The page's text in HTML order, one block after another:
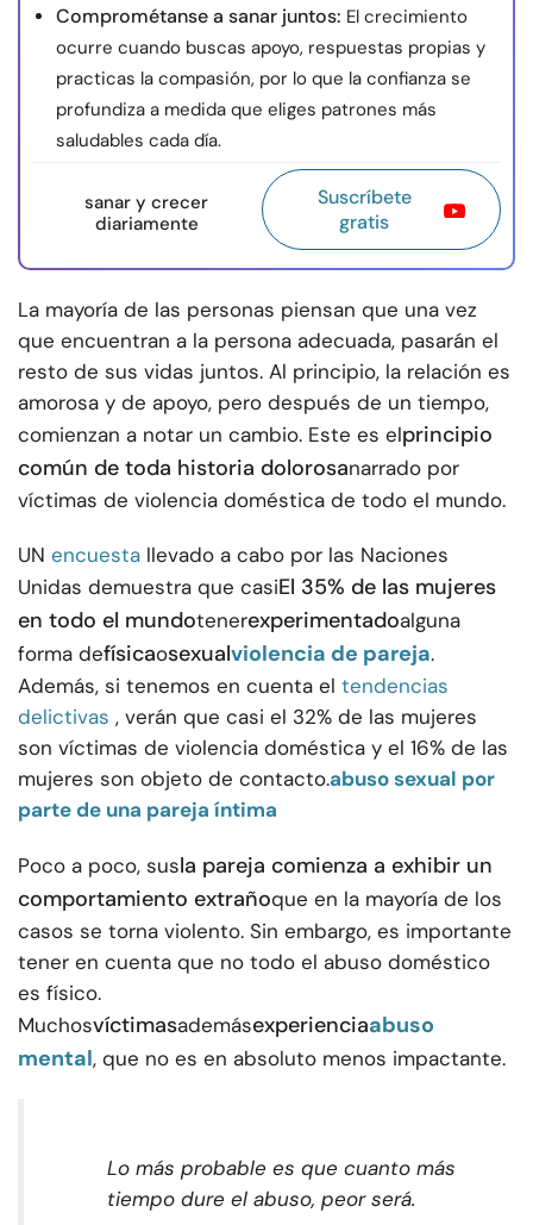
Comprométanse a sanar juntos: El crecimiento
ocurre cuando buscas apoyo, respuestas propias y
practicas la compasión, por lo que la confianza se
profundiza a medida que eliges patrones más
saludables cada día.
sanar y crecer
diariamente
Suscríbete
gratis
La mayoría de las personas piensan que una vez
que encuentran a la persona adecuada, pasarán el
resto de sus vidas juntos. Al principio, la relación es
amorosa y de apoyo, pero después de un tiempo,
comienzan a notar un cambio. Este es elprincipio
común de toda historia dolorosanarrado por
víctimas de violencia doméstica de todo el mundo.
UN encuesta llevado a cabo por las Naciones
Unidas demuestra que casiEl 35% de las mujeres
en todo el mundotenerexperimentadoalguna
forma defísicaosexualviolencia de pareja.
Además, si tenemos en cuenta el tendencias
delictivas , verán que casi el 32% de las mujeres
son víctimas de violencia doméstica y el 16% de las
mujeres son objeto de contacto.abuso sexual por
parte de una pareja íntima
Poco a poco, susla pareja comienza a exhibir un
comportamiento extrañoque en la mayoría de los
casos se torna violento. Sin embargo, es importante
tener en cuenta que no todo el abuso doméstico
es físico.
Muchosvíctimasademásexperienciaabuso
mental, que no es en absoluto menos impactante.
Lo más probable es que cuanto más
tiempo dure el abuso, peor será.